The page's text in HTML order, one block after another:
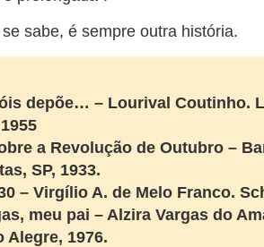
sabe, é sempre outra história.
depõe… – Lourival Coutinho.
a Revolução de Outubro –
SP, 1933.
– Virgílio A. de Melo Franco.
meu pai – Alzira Vargas do
Alegre, 1976.